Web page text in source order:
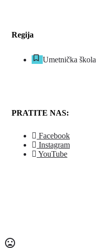
Regija
Umetnička škola
PRATITE NAS:
Facebook
Instagram
YouTube